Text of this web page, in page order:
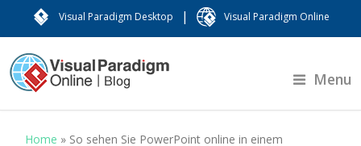
Visual Paradigm Desktop | Visual Paradigm Online
Menu
Home » So sehen Sie PowerPoint online in einem